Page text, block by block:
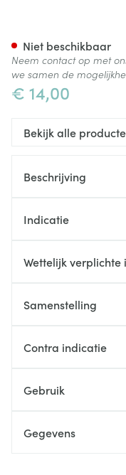
€ 14,00
Niet beschikbaar
Neem contact op met
we samen de
Bekijk alle
Beschrijving
Indicatie
Wettelijk verplichte
Samenstelling
Contra indicatie
Gebruik
Gegevens